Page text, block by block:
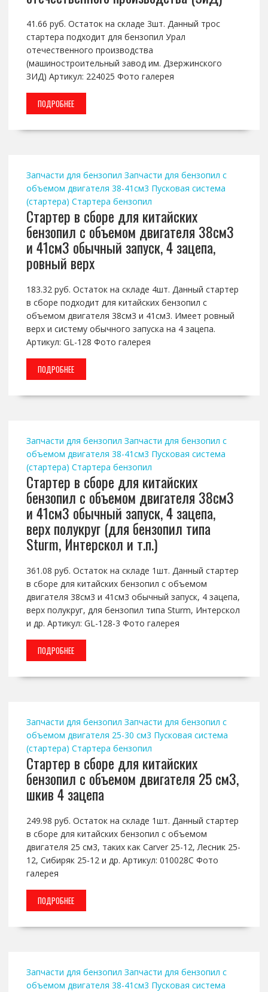
41.66 руб. Остаток на складе 3шт. Данный трос
стартера подходит для бензопил Урал
отечественного производства
(машиностроительный завод им. Дзержинского
ЗИД) Артикул: 224025 Фото галерея
ПОДРОБНЕЕ
Запчасти для бензопил Запчасти для бензопил с
объемом двигателя 38-41см3 Пусковая система
(стартера) Стартера бензопил
Стартер в сборе для китайских
бензопил с объемом двигателя 38см3
и 41см3 обычный запуск, 4 зацепа,
ровный верх
183.32 руб. Остаток на складе 4шт. Данный стартер
в сборе подходит для китайских бензопил с
объемом двигателя 38см3 и 41см3. Имеет ровный
верх и систему обычного запуска на 4 зацепа.
Артикул: GL-128 Фото галерея
ПОДРОБНЕЕ
Запчасти для бензопил Запчасти для бензопил с
объемом двигателя 38-41см3 Пусковая система
(стартера) Стартера бензопил
Стартер в сборе для китайских
бензопил с объемом двигателя 38см3
и 41см3 обычный запуск, 4 зацепа,
верх полукруг (для бензопил типа
Sturm, Интерскол и т.п.)
361.08 руб. Остаток на складе 1шт. Данный стартер
в сборе для китайских бензопил с объемом
двигателя 38см3 и 41см3 обычный запуск, 4 зацепа,
верх полукруг, для бензопил типа Sturm, Интерскол
и др. Артикул: GL-128-3 Фото галерея
ПОДРОБНЕЕ
Запчасти для бензопил Запчасти для бензопил с
объемом двигателя 25-30 см3 Пусковая система
(стартера) Стартера бензопил
Стартер в сборе для китайских
бензопил с объемом двигателя 25 см3,
шкив 4 зацепа
249.98 руб. Остаток на складе 1шт. Данный стартер
в сборе для китайских бензопил с объемом
двигателя 25 см3, таких как Carver 25-12, Лесник 25-
12, Сибиряк 25-12 и др. Артикул: 010028C Фото
галерея
ПОДРОБНЕЕ
Запчасти для бензопил Запчасти для бензопил с
объемом двигателя 38-41см3 Пусковая система